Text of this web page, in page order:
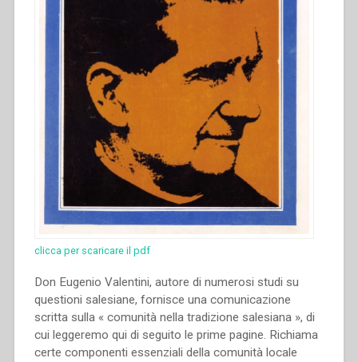
clicca per scaricare il pdf
Don Eugenio Valentini, autore di numerosi studi su
questioni salesiane, fornisce una comunicazione
scritta sulla « comunità nella tradizione salesiana », di
cui leggeremo qui di seguito le prime pagine. Richiama
certe componenti essenziali della comunità locale